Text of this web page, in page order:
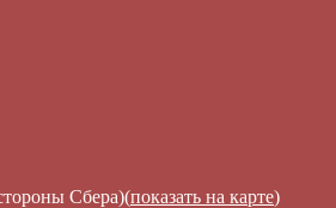
Сбера)(показать на карте)